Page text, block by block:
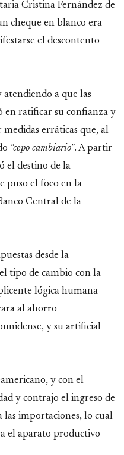
Cristina Fernández de
cheque en blanco era
el descontento
atendiendo a que las
en ratificar su confianza y
erráticas que, al
"cepo cambiario". A partir
el destino de la
puso el foco en la
Central de la
desde la
tipo de cambio con la
lógica humana
al ahorro
y su artificial
y con el
y contrajo el ingreso de
importaciones, lo cual
el aparato productivo